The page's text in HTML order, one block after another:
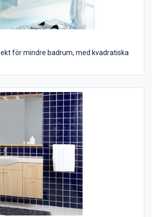
för mindre badrum, med kvadratiska